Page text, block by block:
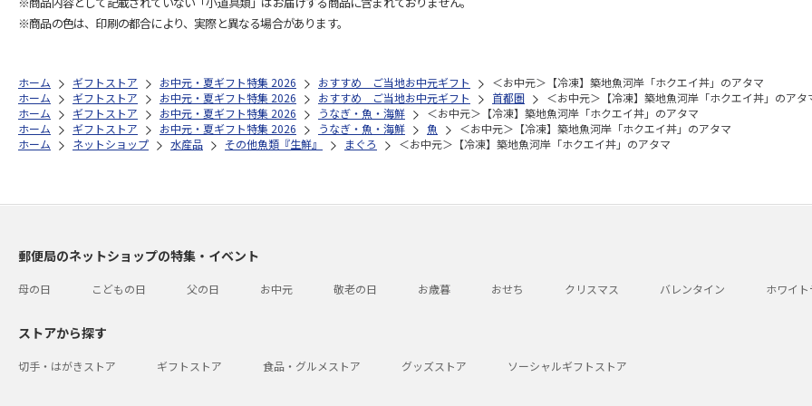
※商品の色は、印刷の都合により、実際と異なる場合があります。
ホーム ギフトストア お中元・夏ギフト特集 2026 おすすめ ご当地お中元ギフト
＜お中元＞【冷凍】築地魚河岸「ホクエイ丼」のアタマ
ホーム
ギフトストア お中元・夏ギフト特集 2026 おすすめ ご当地お中元ギフト 首都圏
＜お中元＞【冷凍】築地魚河岸「ホクエイ丼」のアタ
ホーム
ギフトストア お中元・夏ギフト特集 2026 うなぎ・魚・海鮮
＜お中元＞【冷凍】築地魚河岸「ホクエイ丼」のアタマ
ホーム
ギフトストア お中元・夏ギフト特集 2026 うなぎ・魚・海鮮 魚
＜お中元＞【冷凍】築地魚河岸「ホクエイ丼」のアタマ
ホーム
ネットショップ 水産品 その他魚類『生鮮』 まぐろ ＜お中元＞【冷凍】築地魚河岸「ホクエイ丼」のアタマ
郵便局のネットショップの特集・イベント
母の日 こどもの日 父の日 お中元 敬老の日 お歳暮 おせち クリスマス バレンタイン ホワイ
ストアから探す
切手・はがきストア ギフトストア 食品・グルメストア グッズストア ソーシャルギフトストア